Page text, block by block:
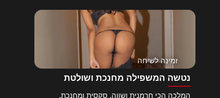
זמינה לשיחה
נטשה המשפילה מחנכת ושולטת
המלכה הכי חרמנית ושווה, סקסית ומחנכת,